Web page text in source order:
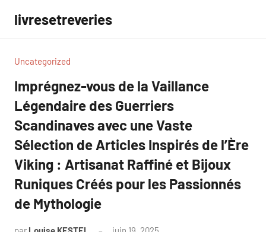
contenu
livresetreveries
Uncategorized
Imprégnez-vous de la Vaillance
Légendaire des Guerriers
Scandinaves avec une Vaste
Sélection de Articles Inspirés de l’Ère
Viking : Artisanat Raffiné et Bijoux
Runiques Créés pour les Passionnés
de Mythologie